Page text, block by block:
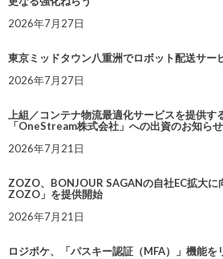
2026年7月27日
東京ミッドタウン八重洲でロボット配送サー
2026年7月27日
上組／コンテナ物流最適化サービスを提供す
「OneStream株式会社」への出資のお知らせ
2026年7月21日
ZOZO、BONJOUR SAGANの自社EC拡大
ZOZO」を提供開始
2026年7月21日
ロジポケ、「パスキー認証（MFA）」機能を